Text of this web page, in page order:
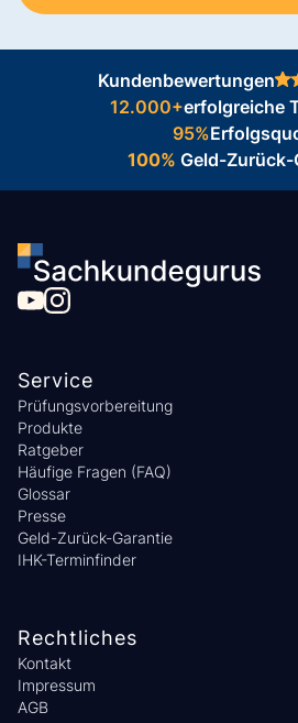
Kundenbewertungen
12.000+erfolgreiche
95%
100% Geld-Zurück-
Service
Prüfungsvorbereitung
Produkte
Ratgeber
Häufige Fragen (FAQ)
Glossar
Presse
Geld-Zurück-Garantie
IHK-Terminfinder
Rechtliches
Kontakt
Impressum
AGB